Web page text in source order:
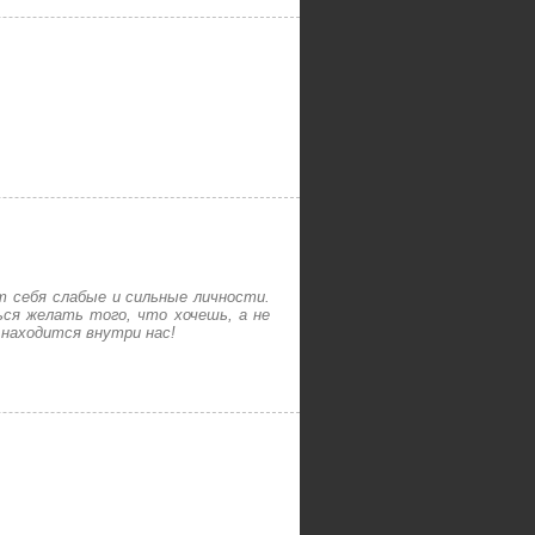
себя слабые и сильные личности.
желать того, что хочешь, а не
внутри нас!